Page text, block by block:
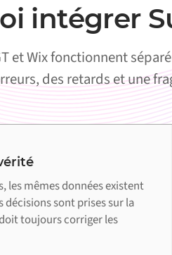
intégrer
et Wix fonctionnent
des retards et une
les mêmes données existent
sont prises sur la
toujours corriger les